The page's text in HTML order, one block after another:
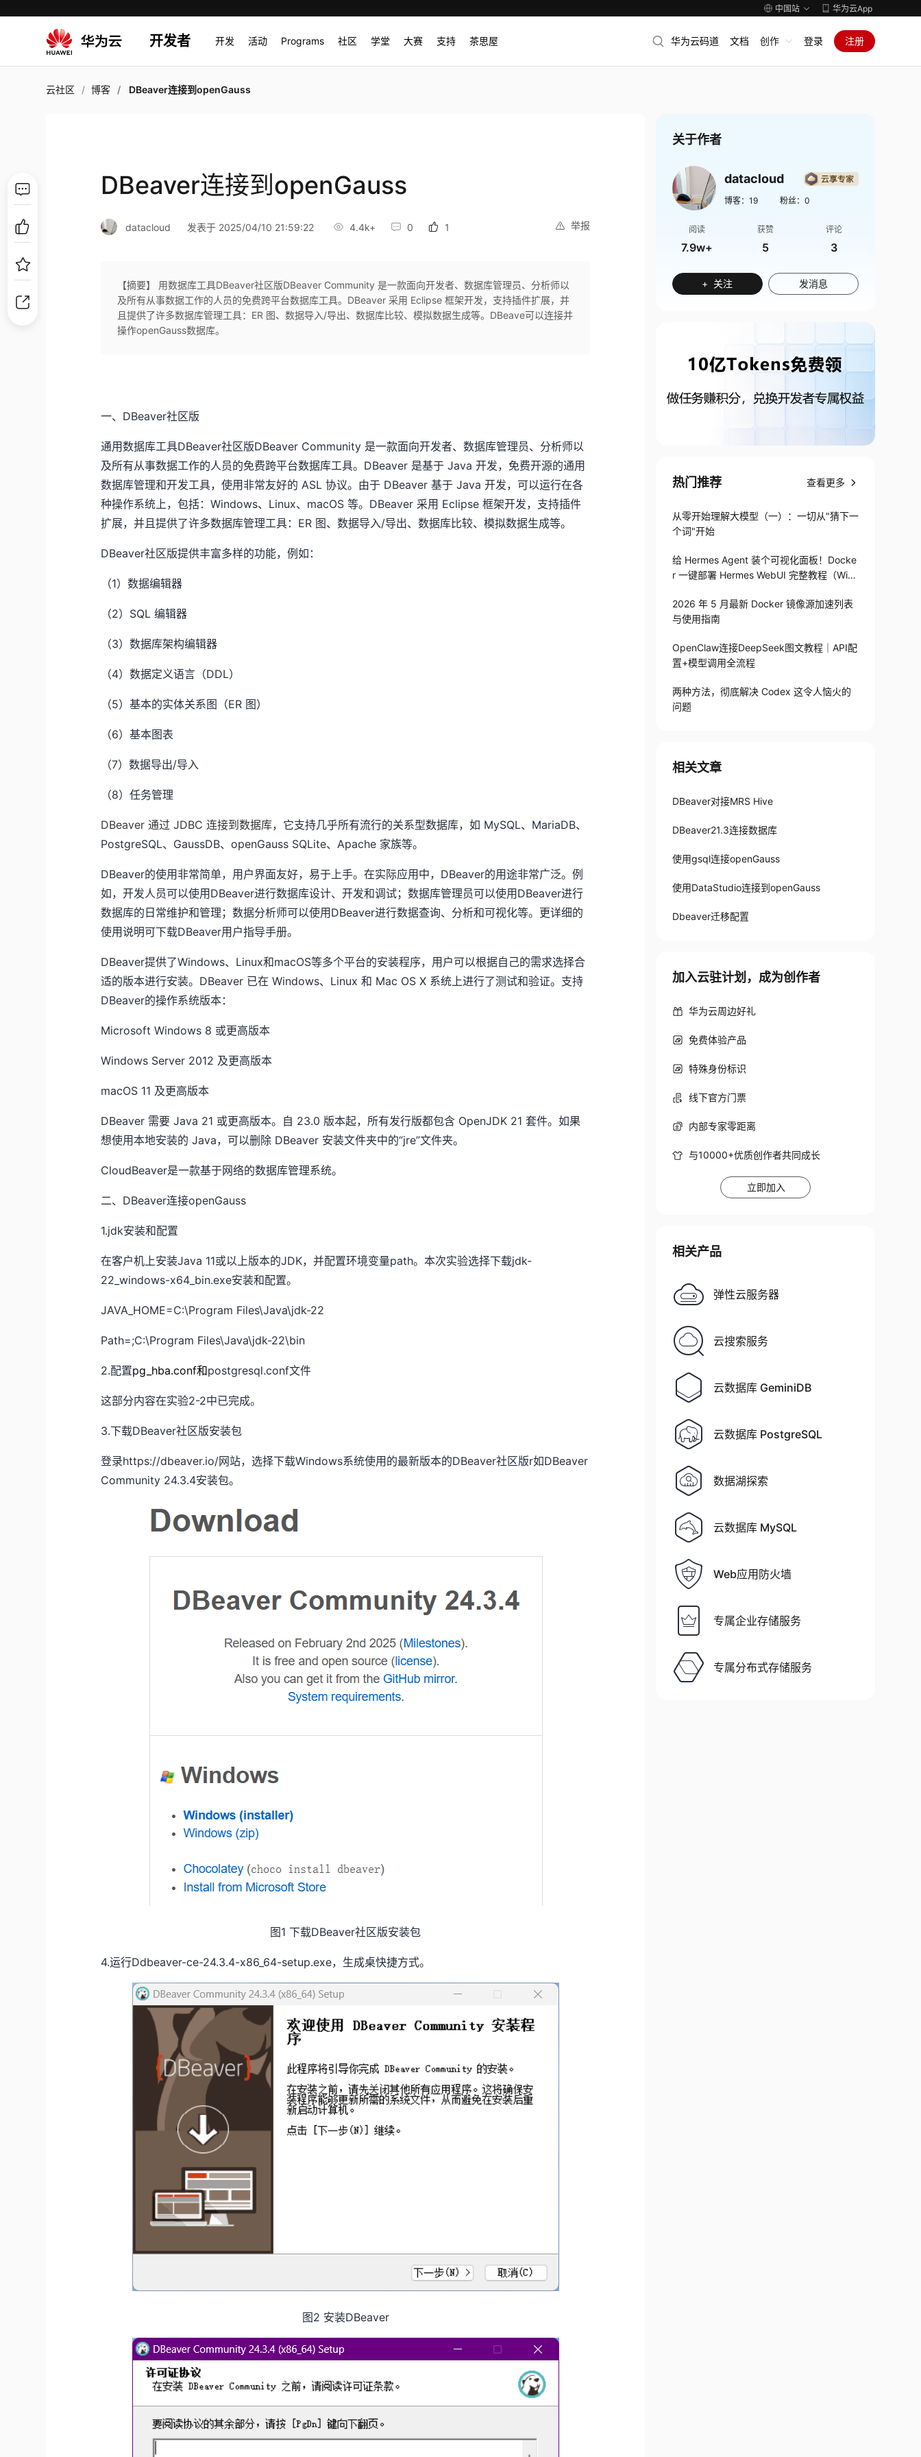
中国站 华为云App
开发者 开发 活动 Programs 社区 学堂 大赛 支持 茶思屋 华为云码道 文档 创作 登录 注册
云社区 博客 DBeaver连接到openGauss
DBeaver连接到openGauss
举报
datacloud 发表于 2025/04/10 21:59:22 4.4k+ 0 1
【摘要】 用数据库工具DBeaver社区版DBeaver Community 是一款面向开发者、数据库管理员、分析师以
及所有从事数据工作的人员的免费跨平台数据库工具。DBeaver 采用 Eclipse 框架开发，支持插件扩展，并
且提供了许多数据库管理工具：ER 图、数据导入/导出、数据库比较、模拟数据生成等。DBeave可以连接并
操作openGauss数据库。
一、DBeaver社区版
通用数据库工具DBeaver社区版DBeaver Community 是一款面向开发者、数据库管理员、分析师以
及所有从事数据工作的人员的免费跨平台数据库工具。DBeaver 是基于 Java 开发，免费开源的通用
数据库管理和开发工具，使用非常友好的 ASL 协议。由于 DBeaver 基于 Java 开发，可以运行在各
种操作系统上，包括：Windows、Linux、macOS 等。DBeaver 采用 Eclipse 框架开发，支持插件
扩展，并且提供了许多数据库管理工具：ER 图、数据导入/导出、数据库比较、模拟数据生成等。
DBeaver社区版提供丰富多样的功能，例如：
（1）数据编辑器
（2）SQL 编辑器
（3）数据库架构编辑器
（4）数据定义语言（DDL）
（5）基本的实体关系图（ER 图）
（6）基本图表
（7）数据导出/导入
（8）任务管理
DBeaver 通过 JDBC 连接到数据库， 它支持几乎所有流行的关系型数据库，如 MySQL、MariaDB、
PostgreSQL、GaussDB、openGauss SQLite、Apache 家族等。
DBeaver的使用非常简单，用户界面友好，易于上手。在实际应用中，DBeaver的用途非常广泛。例
如，开发人员可以使用DBeaver进行数据库设计、开发和调试；数据库管理员可以使用DBeaver进行
数据库的日常维护和管理；数据分析师可以使用DBeaver进行数据查询、分析和可视化等。 更详细的
使用说明可下载DBeaver用户指导手册。
DBeaver提供了Windows、Linux和macOS等多个平台的安装程序，用户可以根据自己的需求选择合
适的版本进行安装。 DBeaver 已在 Windows、Linux 和 Mac OS X 系统上进行了测试和验证。支持
DBeaver的操作系统版本：
Microsoft Windows 8 或更高版本
Windows Server 2012 及更高版本
macOS 11 及更高版本
DBeaver 需要 Java 21 或更高版本。自 23.0 版本起，所有发行版都包含 OpenJDK 21 套件。如果
想使用本地安装的 Java，可以删除 DBeaver 安装文件夹中的“jre”文件夹。
CloudBeaver是一款基于网络的数据库管理系统。
二、DBeaver连接openGauss
1.jdk安装和配置
在客户机上安装Java 11或以上版本的JDK，并配置环境变量path。本次实验选择下载jdk-
22_windows-x64_bin.exe安装和配置。
JAVA_HOME=C:\Program Files\Java\jdk-22
Path=;C:\Program Files\Java\jdk-22\bin
2.配置pg_hba.conf和postgresql.conf文件
这部分内容在实验2-2中已完成。
3.下载DBeaver社区版安装包
登录https://dbeaver.io/网站，选择下载Windows系统使用的最新版本的DBeaver社区版r如DBeaver
Community 24.3.4安装包。
图1 下载DBeaver社区版安装包
4.运行Ddbeaver-ce-24.3.4-x86_64-setup.exe，生成桌快捷方式。
图2 安装DBeaver
关于作者
datacloud
博客： 19 粉丝： 0
阅读
7.9w+
获赞
5
评论
3
+ 关注 发消息
热门推荐 查看更多
从零开始理解大模型（一）：一切从"猜下一
个词"开始
给 Hermes Agent 装个可视化面板！Docke
r 一键部署 Hermes WebUI 完整教程（Win
2026 年 5 月最新 Docker 镜像源加速列表
与使用指南
OpenClaw连接DeepSeek图文教程｜API配
置+模型调用全流程
两种方法，彻底解决 Codex 这令人恼火的
问题
相关文章
DBeaver对接MRS Hive
DBeaver21.3连接数据库
使用gsql连接openGauss
使用DataStudio连接到openGauss
Dbeaver迁移配置
加入云驻计划，成为创作者
华为云周边好礼
免费体验产品
特殊身份标识
线下官方门票
内部专家零距离
与10000+优质创作者共同成长
立即加入
相关产品
弹性云服务器
云搜索服务
云数据库 GeminiDB
云数据库 PostgreSQL
数据湖探索
云数据库 MySQL
Web应用防火墙
专属企业存储服务
专属分布式存储服务